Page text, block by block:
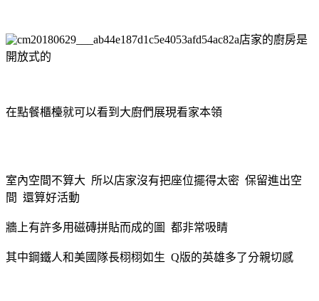
店家的廚房是
開放式的
在點餐櫃檯就可以看到大廚們展現看家本領
室內空間不算大 所以店家沒有把座位擺得太密 保留進出空
間 還算好活動
牆上有許多用磁磚拼貼而成的圖 都非常吸睛
其中鋼鐵人和美國隊長栩栩如生 Q版的英雄多了分親切感